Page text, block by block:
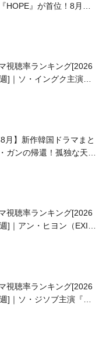
HOPE』が首位！8月公
視聴率ランキング[2026
]｜ソ・イングク主演の
8月】新作韓国ドラマまと
ガンの帰還！孤独な天才
視聴率ランキング[2026
]｜アン・ヒヨン（EXID
視聴率ランキング[2026
]｜ソ・ジソブ主演『エ